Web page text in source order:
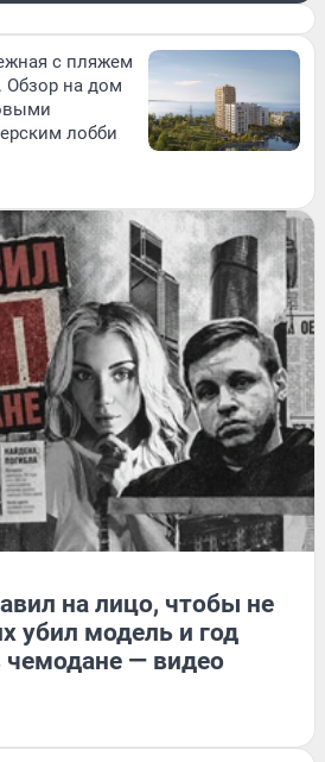
с пляжем
Обзор на дом
лобби
на лицо, чтобы не
убил модель и год
чемодане — видео